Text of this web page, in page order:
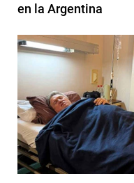
en la Argentina